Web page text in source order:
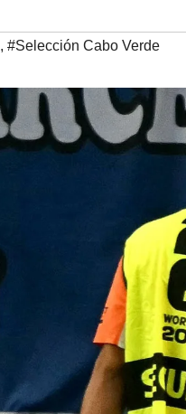
, #Selección Cabo Verde